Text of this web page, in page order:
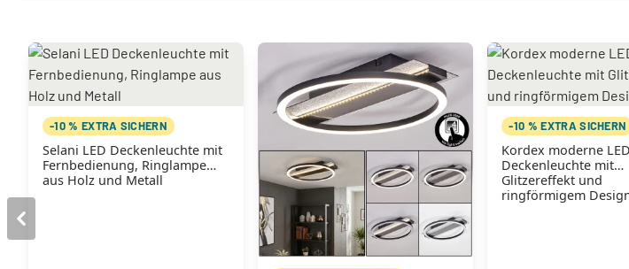
-10 % EXTRA SICHERN
Selani LED Deckenleuchte mit
Fernbedienung, Ringlampe
aus Holz und Metall
-10 % EXTRA SICHERN
Kordex moderne LED
Deckenleuchte mit
Glitzereffekt und
ringförmigem